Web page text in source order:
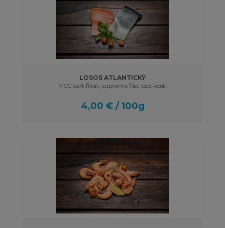
LOSOS ATLANTICKÝ
MSC certifikát, supreme filet bez kostí
4,00 € / 100g